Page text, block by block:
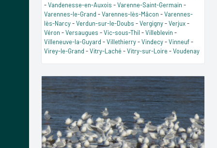
-Vandenesse-en-Auxois -Varenne-Saint-Germain -
Varennes-le-Grand -Varennes-lès-Mâcon -Varennes-
lès-Narcy-Verdun-sur-le-Doubs -Vergigny-Verjux-
Véron -Versaugues -Vic-sous-Thil -Villeblevin -
Villeneuve-la-Guyard -Villethierry-Vindecy-Vinneuf-
Virey-le-Grand -Vitry-Laché -Vitry-sur-Loire -Voudenay